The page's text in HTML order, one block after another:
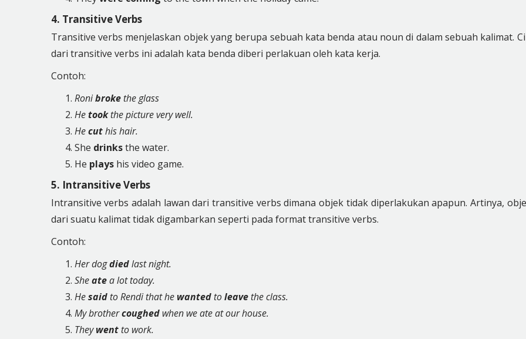
4. Transitive Verbs
Transitive verbs menjelaskan objek yang berupa sebuah kata benda atau noun di dalam sebuah kalimat.
dari transitive verbs ini adalah kata benda diberi perlakuan oleh kata kerja.
Contoh:
Ronibroke the glass
Hetookthe picture very well.
Hecuthis hair.
She drinksthe water.
He plays his video game.
5. Intransitive Verbs
Intransitive verbs adalah lawan dari transitive verbs dimana objek tidak diperlakukan apapun. Artinya,
dari suatu kalimat tidak digambarkan seperti pada format transitive verbs.
Contoh:
Her dogdiedlast night.
Sheatea lot today.
Hesaid to Rendi that he wanted toleave the class.
My brothercoughed when we ate at our house.
Theywent to work.